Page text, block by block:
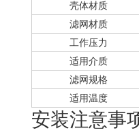
壳体材质
滤网材质
工作压力
适用介质
滤网规格
适用温度
安装注意事